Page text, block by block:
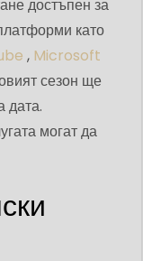
достъпен за
като
, Microsoft
сезон ще
дата.
могат да